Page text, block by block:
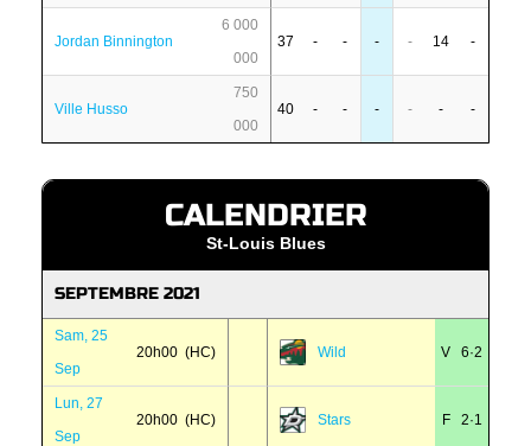
Jordan Binnington
6 000
000
37 - - - - 14 -
Ville Husso
750
000
40 - - - - - -
CALENDRIER
St-Louis Blues
SEPTEMBRE 2021
Sam, 25
Sep
20h00 (HC) Wild V 6·2
Lun, 27
Sep
20h00 (HC) Stars F 2·1